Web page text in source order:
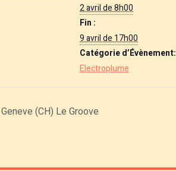
2 avril de 8h00
Fin :
9 avril de 17h00
Catégorie d’Évènement:
Electroplume
(CH) Le Groove